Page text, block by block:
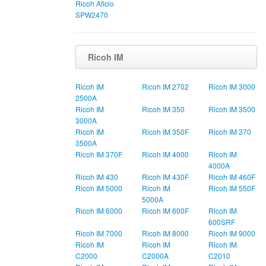
Ricoh Aficio
SPW2470
Ricoh IM
Ricoh IM
2500A
Ricoh IM 2702 Ricoh IM 3000
Ricoh IM
3000A
Ricoh IM 350 Ricoh IM 3500
Ricoh IM
3500A
Ricoh IM 350F Ricoh IM 370
Ricoh IM 370F Ricoh IM 4000
Ricoh IM
4000A
Ricoh IM 430
Ricoh IM 430F
Ricoh IM 460F
Ricoh IM 5000
Ricoh IM
5000A
Ricoh IM 550F
Ricoh IM 6000 Ricoh IM 600F
Ricoh IM
600SRF
Ricoh IM 7000
Ricoh IM 8000
Ricoh IM 9000
Ricoh IM
C2000
Ricoh IM
C2000A
Ricoh IM
C2010